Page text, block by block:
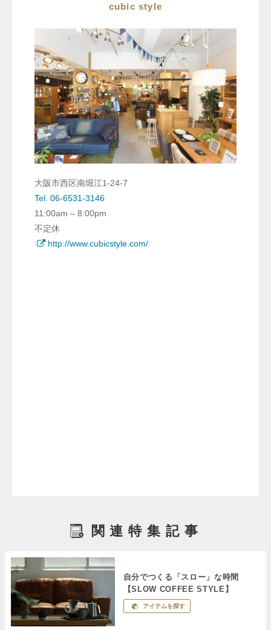
cubic style
大阪市西区南堀江1-24-7
Tel. 06-6531-3146
11:00am – 8:00pm
不定休
http://www.cubicstyle.com/
関連特集記事
自分でつくる「スロー」な時間
【SLOW COFFEE STYLE】
アイテムを探す